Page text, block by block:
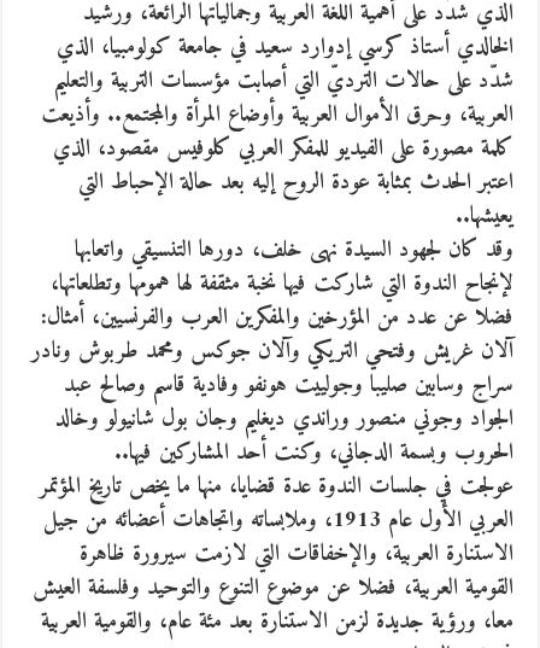
الذي شدّد على أهمية اللغة العربية وجمالياتها الرائعة، ورشيد
الخالدي أستاذ كرسي إدوارد سعيد في جامعة كولومبيا، الذي
شدّد على حالات الترديّ التي أصابت مؤسسات التربية والتعليم
العربية، وحرق الأموال العربية وأوضاع المرأة والمجتمع.. وأذيعت
كلمة مصورة على الفيديو للمفكر العربي كلوفيس مقصود، الذي
اعتبر الحدث بمثابة عودة الروح إليه بعد حالة الإحباط التي
يعيشها..
وقد كان لجهود السيدة نهى خلف، دورها التنسيقي واتعابها
لإنجاح الندوة التي شاركت فيها نخبة مثقفة لها همومها وتطلعاتها،
فضلا عن عدد من المؤرخين والمفكرين العرب والفرنسيين، أمثال:
آلان غريش وفتحي التريكي وآلان جوكس ومحمد طربوش ونادر
سراج وسابين صليبا وجولييت هونفو وفادية قاسم وصالح عبد
الجواد وجوني منصور وراندي ديغليم وجان بول شانيولو وخالد
الحروب وبسمة الدجاني، وكنت أحد المشاركين فيها..
عولجت في جلسات الندوة عدة قضايا، منها ما يخص تاريخ المؤتمر
العربي الأول عام 1913، وملابساته واتجاهات أعضائه من جيل
الاستنارة العربية، والإخفاقات التي لازمت سيرورة ظاهرة
القومية العربية، فضلا عن موضوع التنوع والتوحيد وفلسفة العيش
معا، ورؤية جديدة لزمن الاستنارة بعد مئة عام، والقومية العربية